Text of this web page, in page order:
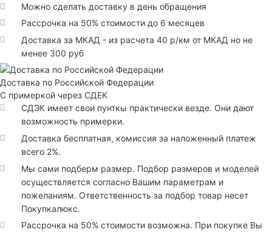
Можно сделать доставку в день обращения
Рассрочка на 50% стоимости до 6 месяцев
Доставка за МКАД - из расчета 40 р/км от МКАД но не
менее 300 руб
Доставка по Российской Федерации
С примеркой через СДЕК
СДЭК имеет свои пунткы практически везде. Они дают
возможность примерки.
Доставка бесплатная, комиссия за наложенный платеж
всего 2%.
Мы сами подберм размер. Подбор размеров и моделей
осуществляется согласно Вашим параметрам и
пожеланиям. Ответственность за подбор товар несет
Покупкалюкс.
Рассрочка на 50% стоимости возможна. При покупке Вы